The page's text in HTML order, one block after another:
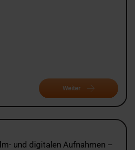
Weiter
und digitalen Aufnahmen –